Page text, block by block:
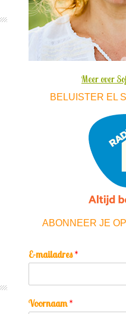
Meer over
BELUISTER EL
ABONNEER JE
E-mailadres*
Voornaam*